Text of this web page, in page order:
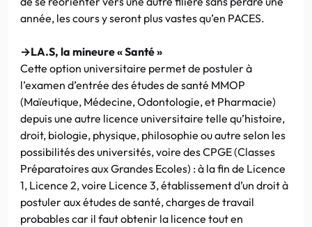
année, les cours y seront plus vastes qu’en PACES.
→LA.S, la mineure « Santé »
Cette option universitaire permet de postuler à
l’examen d’entrée des études de santé MMOP
(Maïeutique, Médecine, Odontologie, et Pharmacie)
depuis une autre licence universitaire telle qu’histoire,
droit, biologie, physique, philosophie ou autre selon les
possibilités des universités, voire des CPGE (Classes
Préparatoires aux Grandes Ecoles) : à la fin de Licence
1, Licence 2, voire Licence 3, établissement d’un droit à
postuler aux études de santé, charges de travail
probables car il faut obtenir la licence tout en